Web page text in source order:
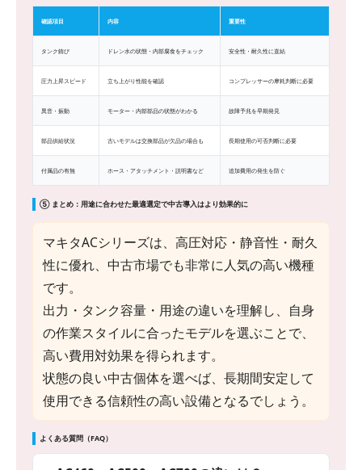
確認項目 内容 重要性
タンク錆び ドレン水の状態・内部腐食をチェック 安全性・耐久性に直結
圧力上昇スピード 立ち上がり性能を確認 コンプレッサーの摩耗判断に必要
異音・振動 モーター・内部部品の状態がわかる 故障予兆を早期発見
部品供給状況 古いモデルは交換部品が欠品の場合も 長期使用の可否判断に必要
付属品の有無 ホース・アタッチメント・説明書など 追加費用の発生を防ぐ
⑤ まとめ：用途に合わせた最適選定で中古導入はより効果的に
マキタACシリーズは、高圧対応・静音性・耐久
性に優れ、中古市場でも非常に人気の高い機種
です。
出力・タンク容量・用途の違いを理解し、自身
の作業スタイルに合ったモデルを選ぶことで、
高い費用対効果を得られます。
状態の良い中古個体を選べば、長期間安定して
使用できる信頼性の高い設備となるでしょう。
よくある質問（FAQ）